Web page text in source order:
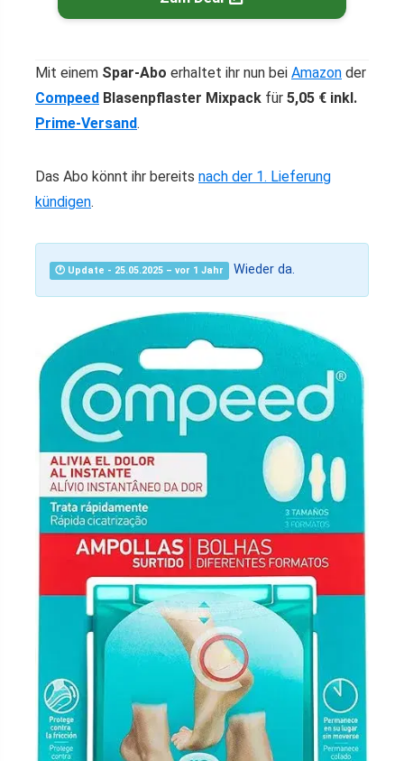
Mit einem Spar-Abo erhaltet ihr nun bei Amazon der
Compeed Blasenpflaster Mixpack für 5,05 € inkl.
Prime-Versand.
Das Abo könnt ihr bereits nach der 1. Lieferung
kündigen.
🕐 Update - 25.05.2025 – vor 1 Jahr Wieder da.